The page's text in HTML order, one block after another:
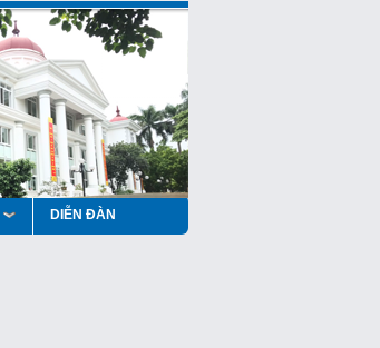
DIỄN ĐÀN